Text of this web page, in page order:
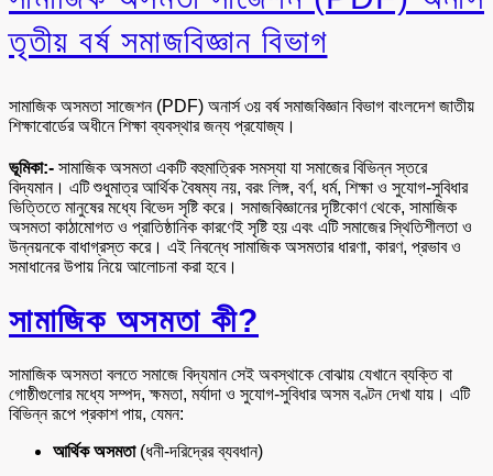
তৃতীয় বর্ষ সমাজবিজ্ঞান বিভাগ
সামাজিক অসমতা সাজেশন (PDF) অনার্স ৩য় বর্ষ সমাজবিজ্ঞান বিভাগ বাংলদেশ জাতীয়
শিক্ষাবোর্ডের অধীনে শিক্ষা ব্যবস্থার জন্য প্রযোজ্য।
ভূমিকা:- সামাজিক অসমতা একটি বহুমাত্রিক সমস্যা যা সমাজের বিভিন্ন স্তরে
বিদ্যমান। এটি শুধুমাত্র আর্থিক বৈষম্য নয়, বরং লিঙ্গ, বর্ণ, ধর্ম, শিক্ষা ও সুযোগ-সুবিধার
ভিত্তিতে মানুষের মধ্যে বিভেদ সৃষ্টি করে। সমাজবিজ্ঞানের দৃষ্টিকোণ থেকে, সামাজিক
অসমতা কাঠামোগত ও প্রাতিষ্ঠানিক কারণেই সৃষ্টি হয় এবং এটি সমাজের স্থিতিশীলতা ও
উন্নয়নকে বাধাগ্রস্ত করে। এই নিবন্ধে সামাজিক অসমতার ধারণা, কারণ, প্রভাব ও
সমাধানের উপায় নিয়ে আলোচনা করা হবে।
সামাজিক অসমতা কী?
সামাজিক অসমতা বলতে সমাজে বিদ্যমান সেই অবস্থাকে বোঝায় যেখানে ব্যক্তি বা
গোষ্ঠীগুলোর মধ্যে সম্পদ, ক্ষমতা, মর্যাদা ও সুযোগ-সুবিধার অসম বণ্টন দেখা যায়। এটি
বিভিন্ন রূপে প্রকাশ পায়, যেমন:
আর্থিক অসমতা(ধনী-দরিদ্রের ব্যবধান)